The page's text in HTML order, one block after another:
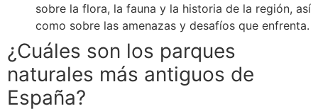
sobre la flora, la fauna y la historia de la región, así
como sobre las amenazas y desafíos que enfrenta.
¿Cuáles son los parques
naturales más antiguos de
España?